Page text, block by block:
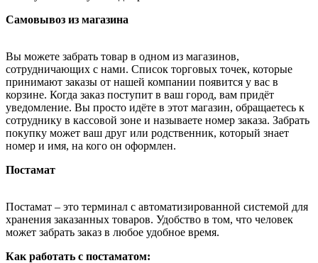
Самовывоз из магазина
Вы можете забрать товар в одном из магазинов,
сотрудничающих с нами. Список торговых точек, которые
принимают заказы от нашей компании появится у вас в
корзине. Когда заказ поступит в ваш город, вам придёт
уведомление. Вы просто идёте в этот магазин, обращаетесь к
сотруднику в кассовой зоне и называете номер заказа. Забрать
покупку может ваш друг или родственник, который знает
номер и имя, на кого он оформлен.
Постамат
Постамат – это терминал с автоматизированной системой для
хранения заказанных товаров. Удобство в том, что человек
может забрать заказ в любое удобное время.
Как работать с постаматом: